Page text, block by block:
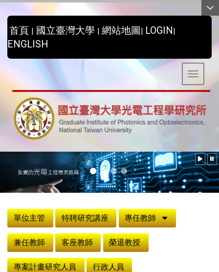
首頁 | 國立臺灣大學 | 網站地圖| LOGIN|
ENGLISH
Toggle
單位主管
特聘研究講座 專任教師
兼任教師 客座教師 榮退教授
專案計畫研究人員 行政人員